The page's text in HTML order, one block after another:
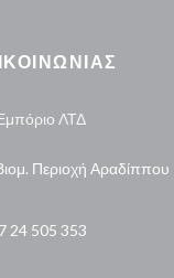
ΛΤΔ
Περιοχή Αραδίππου
24 505 353